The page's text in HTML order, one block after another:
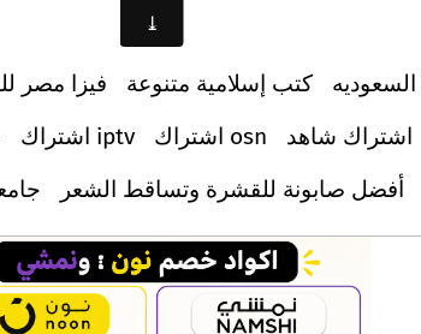
فيزا مصر كتب إسلامية متنوعة
اشتراك iptv اشتراك osn اشتراك شاهد
أفضل صابونة للقشرة وتساقط الشعر